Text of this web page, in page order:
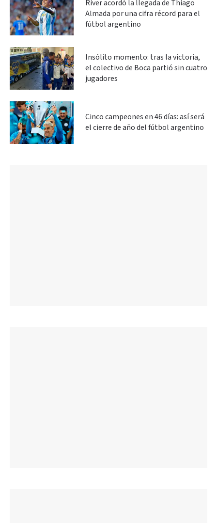
River acordó la llegada de Thiago
Almada por una cifra récord para el
fútbol argentino
Insólito momento: tras la victoria,
el colectivo de Boca partió sin cuatro
jugadores
Cinco campeones en 46 días: así será
el cierre de año del fútbol argentino